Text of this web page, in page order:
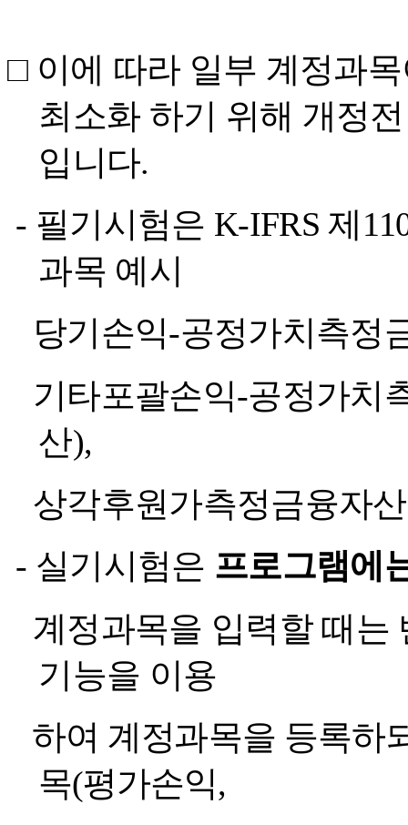
□ 이에 따라 일부 계정과
최소화 하기 위해 개정
입니다.
- 필기시험은 K-IFRS제
과목 예시
당기손익-공정가치측정
기타포괄손익-공정가치
산),
상각후원가측정금융자산
- 실기시험은 프로그램에
계정과목을 입력할 때는
기능을 이용
하여 계정과목을 등록하
목(평가손익,